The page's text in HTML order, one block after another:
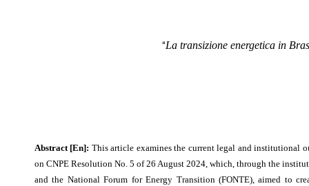
“La transizione energetica in
Abstract [En]: This article examines the current legal and institutional
on CNPE Resolution No. 5 of 26 August 2024, which, through the
and the National Forum for Energy Transition (FONTE), aimed to